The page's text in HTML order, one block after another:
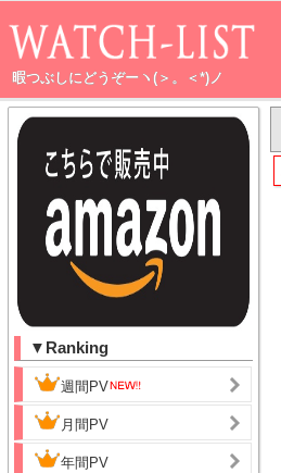
暇つぶしにどうぞーヽ(＞。＜*)ノ
▼Ranking
週間PV
月間PV
年間PV